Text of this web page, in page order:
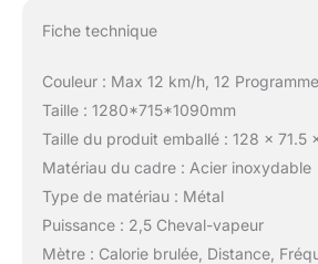
Fiche technique
Couleur : Max 12 km/h, 12
Taille : 1280*715*1090mm
Taille du produit emballé : 128 x 71.5
Matériau du cadre : Acier inoxydable
Type de matériau : Métal
Puissance : 2,5 Cheval-vapeur
Mètre : Calorie brulée, Distance,